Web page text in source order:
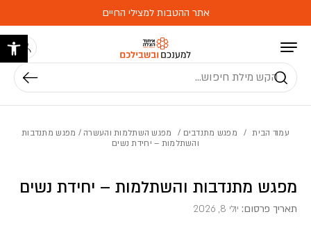
אתר ההטבות למצילי החיים
חיפוש
עמוד הבית / מפגש מתנדבים / מפגש השתלמות והעשרה / מפגש מתנדבות
והשתלמות – יחידת נשים
מפגש מתנדבות והשתלמות – יחידת נשים
תאריך פרסום:יולי 8, 2026